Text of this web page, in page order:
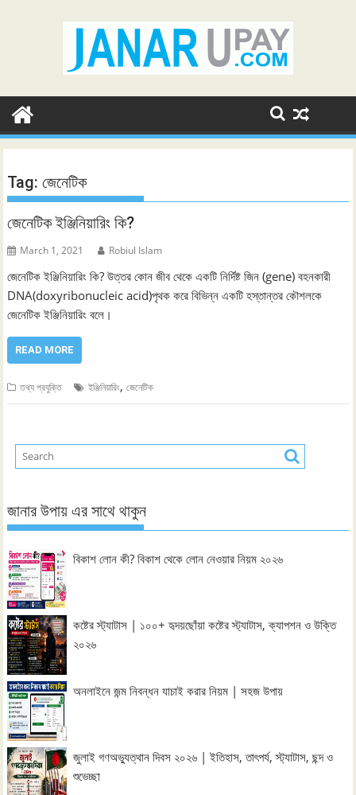
Tag:জেনেটিক
জেনেটিক ইঞ্জিনিয়ারিং কি?
March 1, 2021 Robiul Islam
জেনেটিক ইঞ্জিনিয়ারিং কি? উত্তর কোন জীব থেকে একটি নির্দিষ্ট জিন (gene) বহনকারী
DNA(doxyribonucleic acid)পৃথক করে বিভিন্ন একটি হস্তান্তর কৌশলকে
জেনেটিক ইঞ্জিনিয়ারিং বলে।
READ MORE
তথ্য প্রযুক্তি ইঞ্জিনিয়ারিং,জেনেটিক
জানার উপায় এর সাথে থাকুন
বিকাশ লোন কী? বিকাশ থেকে লোন নেওয়ার নিয়ম ২০২৬
কষ্টের স্ট্যাটাস | ১০০+ হৃদয়ছোঁয়া কষ্টের স্ট্যাটাস, ক্যাপশন ও উক্তি
২০২৬
অনলাইনে জন্ম নিবন্ধন যাচাই করার নিয়ম | সহজ উপায়
জুলাই গণঅভ্যুত্থান দিবস ২০২৬ | ইতিহাস, তাৎপর্য, স্ট্যাটাস, ছন্দ ও
শুভেচ্ছা